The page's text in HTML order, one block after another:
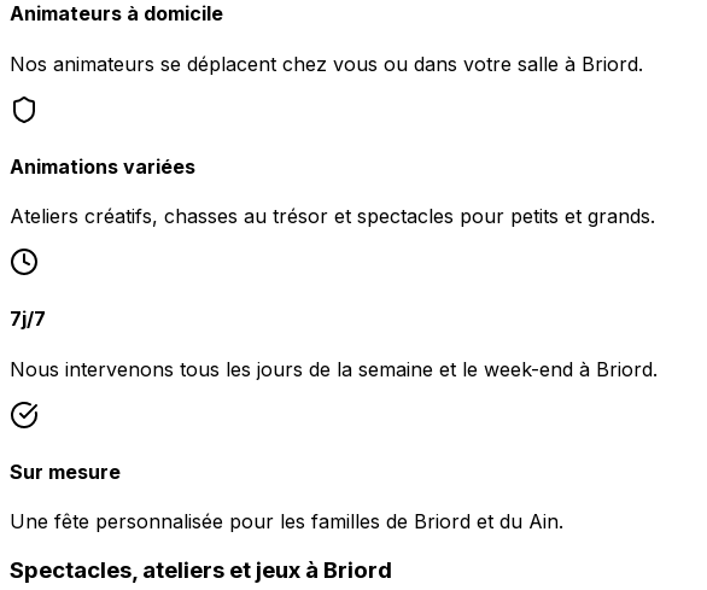
Animateurs à domicile
Nos animateurs se déplacent chez vous ou dans votre salle à Briord.
Animations variées
Ateliers créatifs, chasses au trésor et spectacles pour petits et grands.
7j/7
Nous intervenons tous les jours de la semaine et le week-end à Briord.
Sur mesure
Une fête personnalisée pour les familles de Briord et du Ain.
Spectacles, ateliers et jeux à Briord